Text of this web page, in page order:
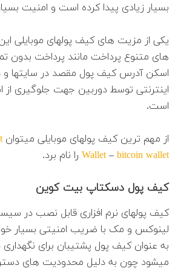
بسیار زیادی پیدا کرده است و امنیت
یکی از مزیت های کیف پولهای موبایلی
اسکن آدرس کیف پول مقصد در سایتها و
اینترنتی توسط دوربین جهت جلوگیری از
است.
از مهم ترین کیف پولهای موبایلی میتوان
Wallet– bitcoin wallet را نام برد.
کیف پول دسکتاپ بیت کوین
کیف پولهای نرم افزاری قابل نصب در
لینوکس و مک با ضریب امنیتی بسیار
به عنوان کیف پول پشتیبان برای نگهداری
میشود چون به دلیل محدودیت های